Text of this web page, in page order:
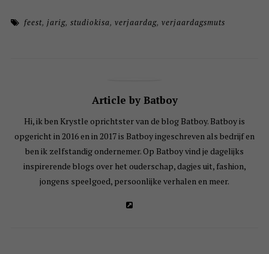
feest,jarig,studiokisa,verjaardag,verjaardagsmuts
Article by Batboy
Hi, ik ben Krystle oprichtster van de blog Batboy. Batboy is
opgericht in 2016 en in 2017 is Batboy ingeschreven als bedrijf en
ben ik zelfstandig ondernemer. Op Batboy vind je dagelijks
inspirerende blogs over het ouderschap, dagjes uit, fashion,
jongens speelgoed, persoonlijke verhalen en meer.